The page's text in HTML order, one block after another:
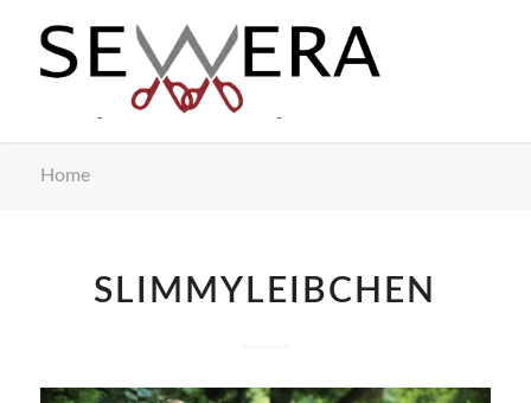
Home
SLIMMYLEIBCHEN